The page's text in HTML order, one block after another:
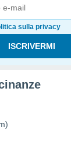
sulla privacy